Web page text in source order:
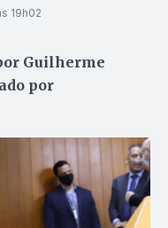
19h02
Guilherme
por